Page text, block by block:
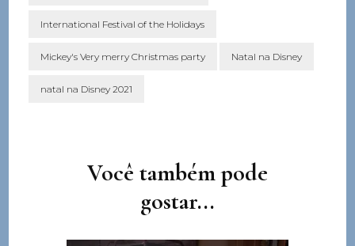
International Festival of the Holidays
Mickey's Very merry Christmas party Natal na Disney
natal na Disney 2021
Você também pode
gostar...